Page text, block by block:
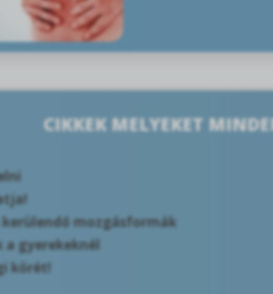
CIKKEK MELYEKET
mozgásformák
a gyerekeknél
körét!